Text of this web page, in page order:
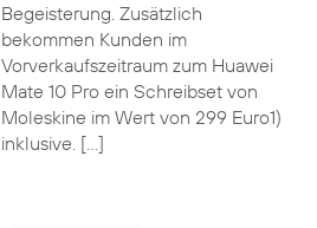
Begeisterung. Zusätzlich
bekommen Kunden im
Vorverkaufszeitraum zum Huawei
Mate 10 Pro ein Schreibset von
Moleskine im Wert von 299 Euro1)
inklusive. […]